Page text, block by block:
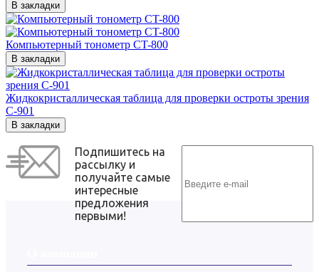
В закладки
Компьютерный тонометр CT-800
В закладки
Жидкокристаллическая таблица для проверки остроты зрения
C-901
В закладки
Подпишитесь на
рассылку и
получайте самые
интересные
предложения
первыми!